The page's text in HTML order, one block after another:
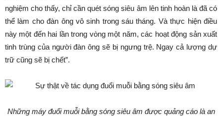
nghiệm cho thấy, chỉ cần quét sóng siêu âm lên tinh hoàn là đã có
thể làm cho đàn ông vô sinh trong sáu tháng. Và thực hiện điều
này một đến hai lần trong vòng một năm, các hoạt động sản xuất
tinh trùng của người đàn ông sẽ bị ngưng trệ. Ngay cả lượng dự
trữ cũng sẽ bị chết”.
Những máy đuổi muỗi bằng sóng siêu âm được quảng cáo là an